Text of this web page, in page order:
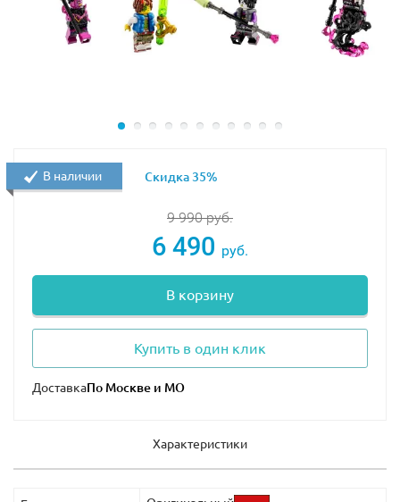
9 990руб.
6 490 руб.
В корзину
Купить в один клик
Доставка
В наличии Скидка 35%
Характеристики